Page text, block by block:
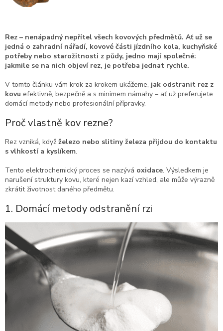
Rez – nenápadný nepřítel všech kovových předmětů. Ať už se
jedná o zahradní nářadí, kovové části jízdního kola, kuchyňské
potřeby nebo starožitnosti z půdy, jedno mají společné:
jakmile se na nich objeví rez, je potřeba jednat rychle.
V tomto článku vám krok za krokem ukážeme, jak odstranit rez z
kovu efektivně, bezpečně a s minimem námahy – ať už preferujete
domácí metody nebo profesionální přípravky.
Proč vlastně kov rezne?
Rez vzniká, když železo nebo slitiny železa přijdou do kontaktu
s vlhkostí a kyslíkem.
Tento elektrochemický proces se nazývá oxidace. Výsledkem je
narušení struktury kovu, které nejen kazí vzhled, ale může výrazně
zkrátit životnost daného předmětu.
1. Domácí metody odstranění rzi